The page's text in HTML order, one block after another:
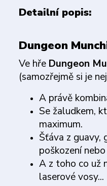
Detailní popis:
Dungeon
Ve hře Dungeon
(samozřejmě si je
A právě
Se žaludkem,
maximum.
Šťáva z guavy,
poškození
A z toho co už
laserové vosy...